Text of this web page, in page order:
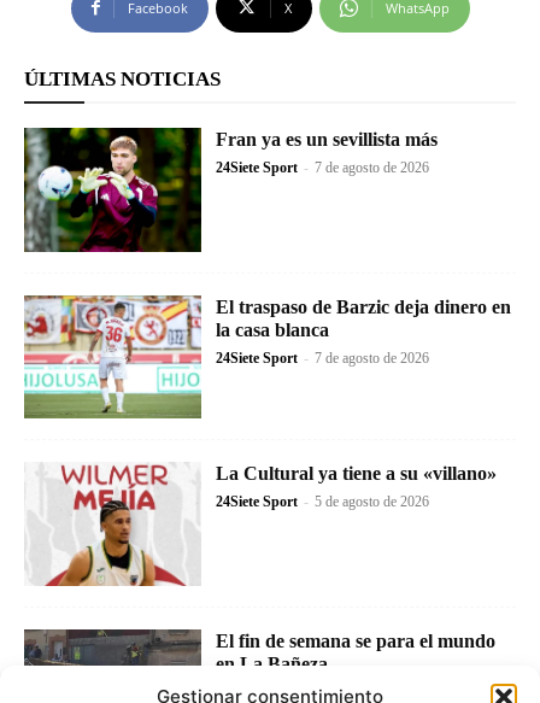
Gestionar consentimiento
Facebook X WhatsApp
ÚLTIMAS NOTICIAS
Fran ya es un sevillista más
24Siete Sport - 7 de agosto de 2026
El traspaso de Barzic deja dinero en
la casa blanca
24Siete Sport - 7 de agosto de 2026
La Cultural ya tiene a su «villano»
24Siete Sport - 5 de agosto de 2026
El fin de semana se para el mundo
en La Bañeza
24Siete Sport - 4 de agosto de 2026